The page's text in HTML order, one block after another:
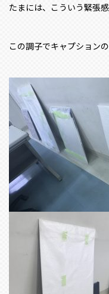
たまには、こういう緊張
この調子でキャプション